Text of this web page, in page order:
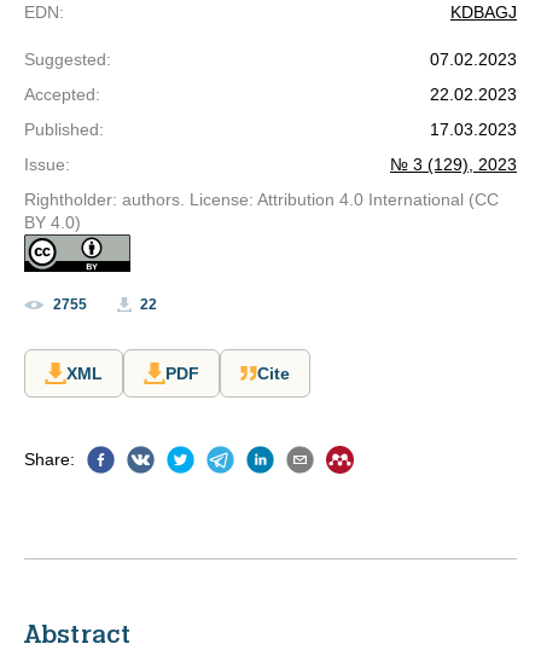
EDN: KDBAGJ
Suggested:
07.02.2023
Accepted:
22.02.2023
Published:
17.03.2023
Issue:
№ 3 (129), 2023
Rightholder: authors. License: Attribution 4.0 International (CC
BY 4.0)
2755 22
XML PDF Cite
Share:
Abstract